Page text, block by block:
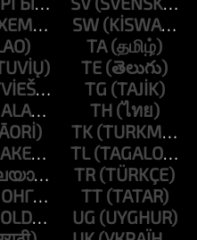
SW
TA
TE
TG
TH
TK
TL
TR
TT
UG